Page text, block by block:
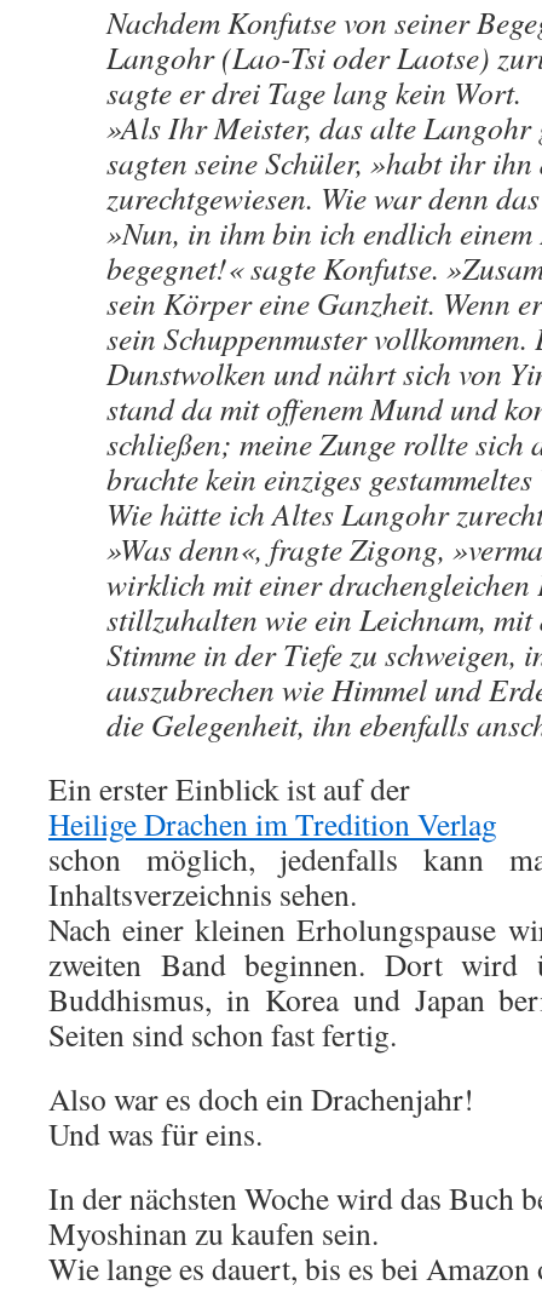
Nachdem Konfutse von seiner
Langohr (Lao-Tsi oder Laotse)
sagte er drei Tage lang kein Wort.
»Als Ihr Meister, das alte Langohr
sagten seine Schüler, »habt ihr
zurechtgewiesen. Wie war denn
»Nun, in ihm bin ich endlich einem
begegnet!« sagte Konfutse.
sein Körper eine Ganzheit. Wenn
sein Schuppenmuster
Dunstwolken und nährt sich von
stand da mit offenem Mund und
schließen; meine Zunge rollte sich
brachte kein einziges
Wie hätte ich Altes Langohr
»Was denn«, fragte Zigong,
wirklich mit einer drachengleichen
stillzuhalten wie ein Leichnam,
Stimme in der Tiefe zu schweigen,
auszubrechen wie Himmel und
die Gelegenheit, ihn ebenfalls
Ein erster Einblick ist auf der
Heilige Drachen im Tredition Verlag
schon möglich, jedenfalls kann
Inhaltsverzeichnis sehen.
Nach einer kleinen Erholungspause
zweiten Band beginnen. Dort wird
Buddhismus, in Korea und Japan
Seiten sind schon fast fertig.
Also war es doch ein Drachenjahr!
Und was für eins.
In der nächsten Woche wird das Buch
Myoshinan zu kaufen sein.
Wie lange es dauert, bis es bei